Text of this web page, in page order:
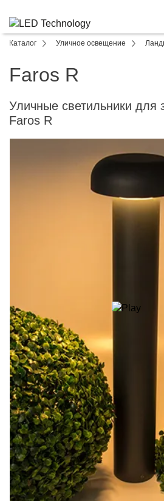
Каталог Уличное освещение
Faros R
Уличные светильники для
Faros R